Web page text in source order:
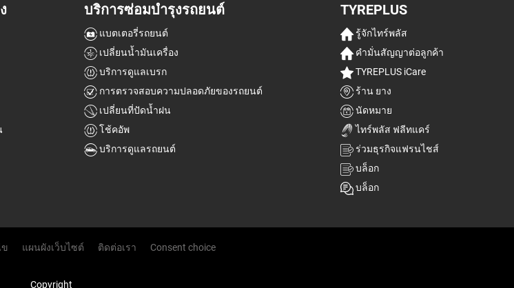
บริการซ่อมบำรุงรถยนต์
แบตเตอรี่รถยนต์
เปลี่ยนน้ำมันเครื่อง
บริการดูแลเบรก
การตรวจสอบความปลอดภัยของรถยนต์
เปลี่ยนที่ปัดน้ำฝน
โช้คอัพ
บริการดูแลรถยนต์
TYREPLUS
รู้จักไทร์พลัส
คำมั่นสัญญาต่อลูกค้า
TYREPLUS iCare
ร้าน ยาง
นัดหมาย
ไทร์พลัส ฟลีทแคร์
ร่วมธุรกิจแฟรนไชส์
บล็อก
บล็อก
ข แผนผังเว็บไซต์ ติดต่อเรา Consent choice
Copyright